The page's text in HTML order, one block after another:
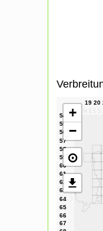
+
−
⊙